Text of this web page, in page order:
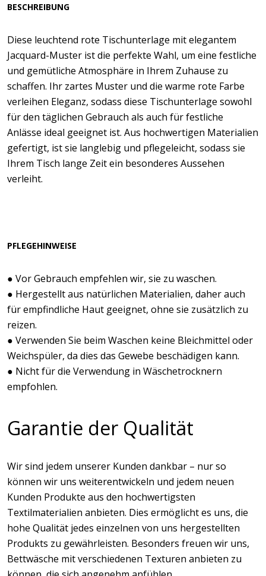
BESCHREIBUNG
Diese leuchtend rote Tischunterlage mit elegantem
Jacquard-Muster ist die perfekte Wahl, um eine festliche
und gemütliche Atmosphäre in Ihrem Zuhause zu
schaffen. Ihr zartes Muster und die warme rote Farbe
verleihen Eleganz, sodass diese Tischunterlage sowohl
für den täglichen Gebrauch als auch für festliche
Anlässe ideal geeignet ist. Aus hochwertigen Materialien
gefertigt, ist sie langlebig und pflegeleicht, sodass sie
Ihrem Tisch lange Zeit ein besonderes Aussehen
verleiht.
PFLEGEHINWEISE
● Vor Gebrauch empfehlen wir, sie zu waschen.
● Hergestellt aus natürlichen Materialien, daher auch
für empfindliche Haut geeignet, ohne sie zusätzlich zu
reizen.
● Verwenden Sie beim Waschen keine Bleichmittel oder
Weichspüler, da dies das Gewebe beschädigen kann.
● Nicht für die Verwendung in Wäschetrocknern
empfohlen.
Garantie der Qualität
Wir sind jedem unserer Kunden dankbar – nur so
können wir uns weiterentwickeln und jedem neuen
Kunden Produkte aus den hochwertigsten
Textilmaterialien anbieten. Dies ermöglicht es uns, die
hohe Qualität jedes einzelnen von uns hergestellten
Produkts zu gewährleisten. Besonders freuen wir uns,
Bettwäsche mit verschiedenen Texturen anbieten zu